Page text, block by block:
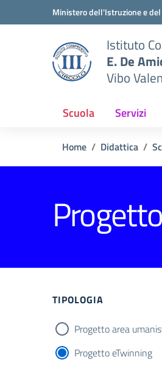
Vai ai contenuti
Vai al menu di navigazione
Ministero dell'Istruzione e
Istituto
E. De
Vibo
Scuola Servizi
Home Didattica
TIPOLOGIA
Progetto area
Progetto eTwinning